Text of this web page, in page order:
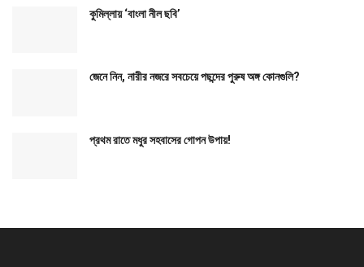
কুমিল্লায় ‘বাংলা নীল ছবি’
জেনে নিন, নারীর নজরে সবচেয়ে পছন্দের পুরুষ অঙ্গ কোনগুলি?
প্রথম রাতে মধুর সহবাসের গোপন উপায়!